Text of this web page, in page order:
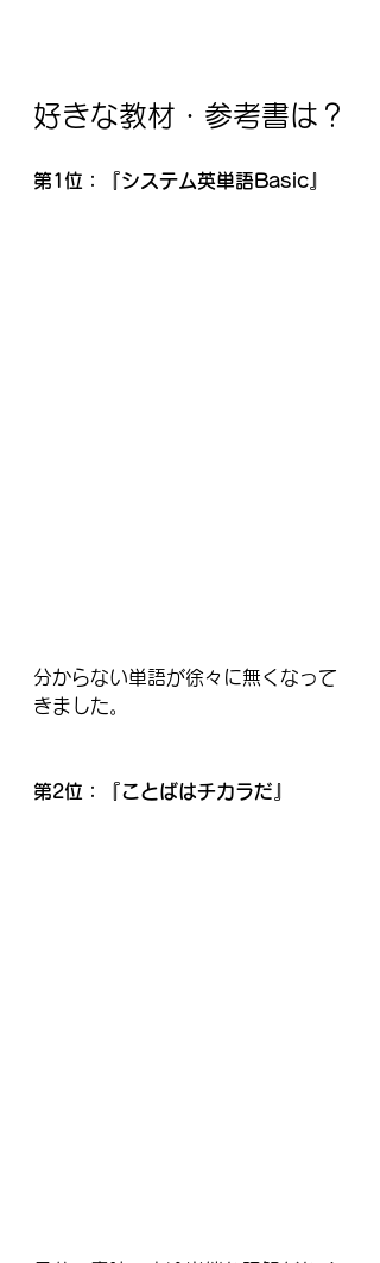
好きな教材・参考書は？
第1位：『システム英単語Basic』
分からない単語が徐々に無くなって
きました。
第2位：『ことばはチカラだ』